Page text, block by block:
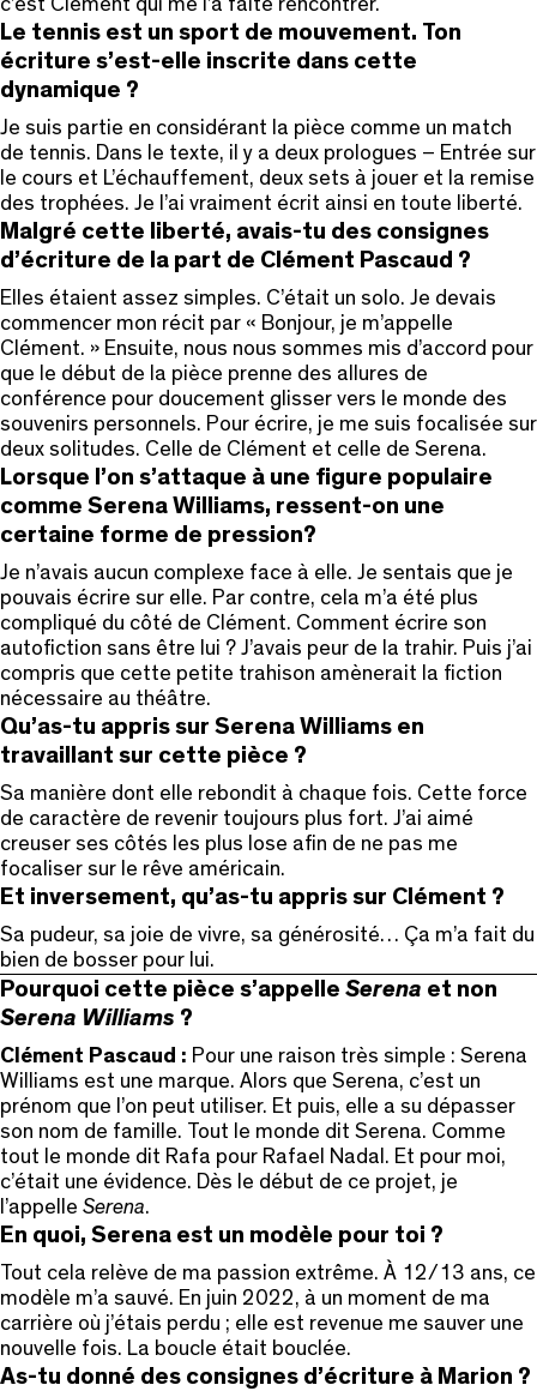
c’est Clément qui me l’a faite rencontrer.
Le tennis est un sport de mouvement. Ton
écriture s’est-elle inscrite dans cette
dynamique ?
Je suis partie en considérant la pièce comme un match
de tennis. Dans le texte, il y a deux prologues – Entrée sur
le cours et L’échauffement, deux sets à jouer et la remise
des trophées. Je l’ai vraiment écrit ainsi en toute liberté.
Malgré cette liberté, avais-tu des consignes
d’écriture de la part de Clément Pascaud ?
Elles étaient assez simples. C’était un solo. Je devais
commencer mon récit par « Bonjour, je m’appelle
Clément. » Ensuite, nous nous sommes mis d’accord pour
que le début de la pièce prenne des allures de
conférence pour doucement glisser vers le monde des
souvenirs personnels. Pour écrire, je me suis focalisée sur
deux solitudes. Celle de Clément et celle de Serena.
Lorsque l’on s’attaque à une figure populaire
comme Serena Williams, ressent-on une
certaine forme de pression?
Je n’avais aucun complexe face à elle. Je sentais que je
pouvais écrire sur elle. Par contre, cela m’a été plus
compliqué du côté de Clément. Comment écrire son
autofiction sans être lui ? J’avais peur de la trahir. Puis j’ai
compris que cette petite trahison amènerait la fiction
nécessaire au théâtre.
Qu’as-tu appris sur Serena Williams en
travaillant sur cette pièce ?
Sa manière dont elle rebondit à chaque fois. Cette force
de caractère de revenir toujours plus fort. J’ai aimé
creuser ses côtés les plus lose afin de ne pas me
focaliser sur le rêve américain.
Et inversement, qu’as-tu appris sur Clément ?
Sa pudeur, sa joie de vivre, sa générosité… Ça m’a fait du
bien de bosser pour lui.
Pourquoi cette pièce s’appelle Serena et non
Serena Williams ?
Clément Pascaud : Pour une raison très simple : Serena
Williams est une marque. Alors que Serena, c’est un
prénom que l’on peut utiliser. Et puis, elle a su dépasser
son nom de famille. Tout le monde dit Serena. Comme
tout le monde dit Rafa pour Rafael Nadal. Et pour moi,
c’était une évidence. Dès le début de ce projet, je
l’appelle Serena.
En quoi, Serena est un modèle pour toi ?
Tout cela relève de ma passion extrême. À 12/13 ans, ce
modèle m’a sauvé. En juin 2022, à un moment de ma
carrière où j’étais perdu ; elle est revenue me sauver une
nouvelle fois. La boucle était bouclée.
As-tu donné des consignes d’écriture à Marion ?